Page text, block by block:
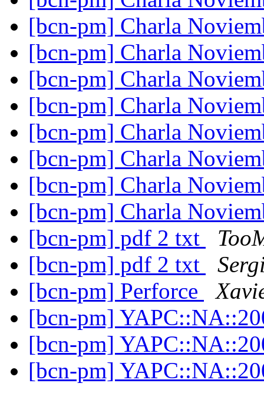
[bcn-pm] Charla
[bcn-pm] Charla
[bcn-pm] Charla
[bcn-pm] Charla
[bcn-pm] Charla
[bcn-pm] Charla
[bcn-pm] Charla
[bcn-pm] Charla
[bcn-pm] pdf 2 txt
[bcn-pm] pdf 2 txt
[bcn-pm] Perforce
[bcn-pm]
[bcn-pm]
[bcn-pm]